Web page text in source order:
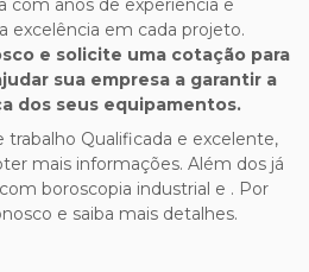
com anos de experiência e
em cada projeto.
e solicite uma cotação para
sua empresa a garantir a
dos seus equipamentos.
Qualificada e excelente,
mais informações. Além dos já
boroscopia industrial e . Por
e saiba mais detalhes.